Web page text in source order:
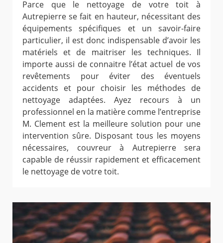
Parce que le nettoyage de votre toit à
Autrepierre se fait en hauteur, nécessitant des
équipements spécifiques et un savoir-faire
particulier, il est donc indispensable d’avoir les
matériels et de maitriser les techniques. Il
importe aussi de connaitre l’état actuel de vos
revêtements pour éviter des éventuels
accidents et pour choisir les méthodes de
nettoyage adaptées. Ayez recours à un
professionnel en la matière comme l’entreprise
M. Clement est la meilleure solution pour une
intervention sûre. Disposant tous les moyens
nécessaires, couvreur à Autrepierre sera
capable de réussir rapidement et efficacement
le nettoyage de votre toit.